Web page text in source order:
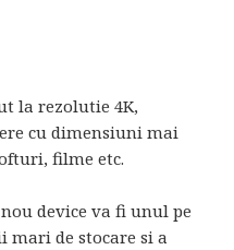
la rezolutie 4K,
cu dimensiuni mai
filme etc.
device va fi unul pe
de stocare si a